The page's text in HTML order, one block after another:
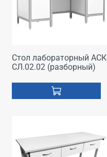
Стол лабораторный АСК
СЛ.02.02 (разборный)